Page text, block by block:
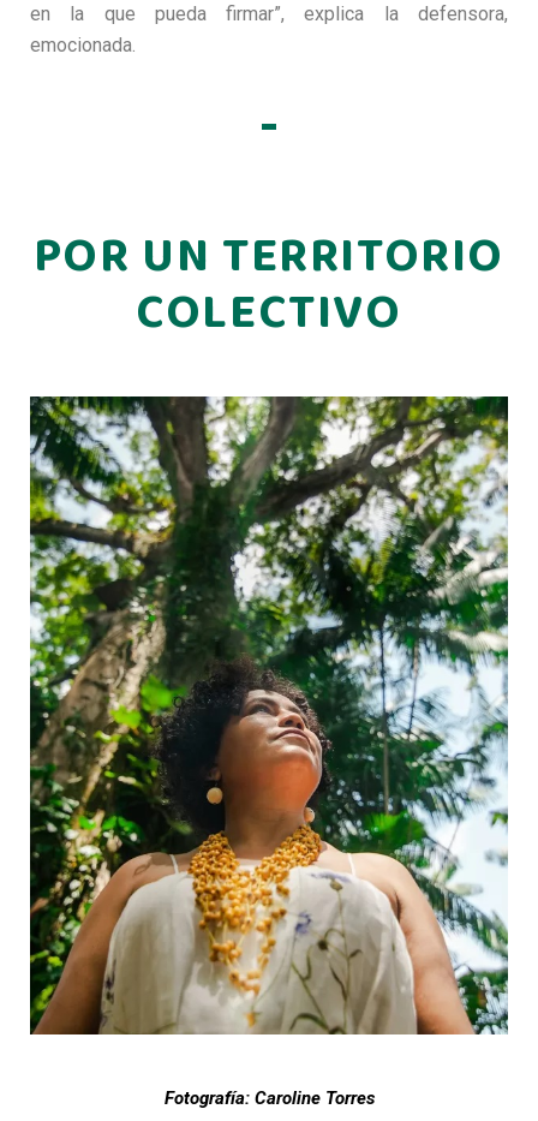
en la que pueda firmar”, explica la defensora,
emocionada.
POR UN TERRITORIO
COLECTIVO
Fotografía: Caroline Torres